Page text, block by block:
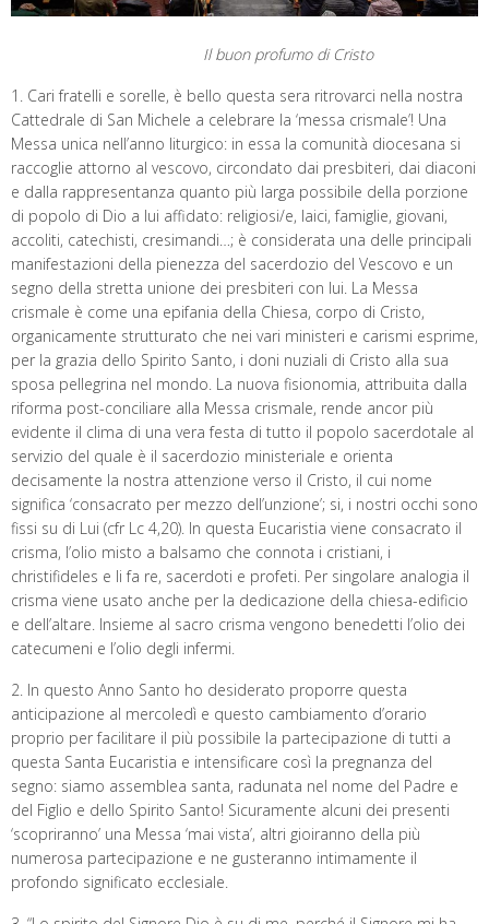
Il buon profumo di Cristo
1. Cari fratelli e sorelle, è bello questa sera ritrovarci nella nostra
Cattedrale di San Michele a celebrare la ‘messa crismale’! Una
Messa unica nell’anno liturgico: in essa la comunità diocesana si
raccoglie attorno al vescovo, circondato dai presbiteri, dai diaconi
e dalla rappresentanza quanto più larga possibile della porzione
di popolo di Dio a lui affidato: religiosi/e, laici, famiglie, giovani,
accoliti, catechisti, cresimandi…; è considerata una delle principali
manifestazioni della pienezza del sacerdozio del Vescovo e un
segno della stretta unione dei presbiteri con lui. La Messa
crismale è come una epifania della Chiesa, corpo di Cristo,
organicamente strutturato che nei vari ministeri e carismi esprime,
per la grazia dello Spirito Santo, i doni nuziali di Cristo alla sua
sposa pellegrina nel mondo. La nuova fisionomia, attribuita dalla
riforma post-conciliare alla Messa crismale, rende ancor più
evidente il clima di una vera festa di tutto il popolo sacerdotale al
servizio del quale è il sacerdozio ministeriale e orienta
decisamente la nostra attenzione verso il Cristo, il cui nome
significa ‘consacrato per mezzo dell’unzione’; si, i nostri occhi sono
fissi su di Lui (cfr Lc 4,20). In questa Eucaristia viene consacrato il
crisma, l’olio misto a balsamo che connota i cristiani, i
christifideles e li fa re, sacerdoti e profeti. Per singolare analogia il
crisma viene usato anche per la dedicazione della chiesa-edificio
e dell’altare. Insieme al sacro crisma vengono benedetti l’olio dei
catecumeni e l’olio degli infermi.
2. In questo Anno Santo ho desiderato proporre questa
anticipazione al mercoledì e questo cambiamento d’orario
proprio per facilitare il più possibile la partecipazione di tutti a
questa Santa Eucaristia e intensificare così la pregnanza del
segno: siamo assemblea santa, radunata nel nome del Padre e
del Figlio e dello Spirito Santo! Sicuramente alcuni dei presenti
‘scopriranno’ una Messa ‘mai vista’, altri gioiranno della più
numerosa partecipazione e ne gusteranno intimamente il
profondo significato ecclesiale.